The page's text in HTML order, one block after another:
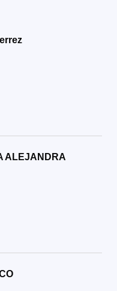
ALEJANDRA